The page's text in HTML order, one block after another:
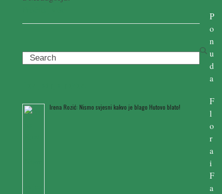
Search
Irena Rozić: Nismo svjesni kakvo je blago Hutovo blato!
P
o
n
u
d
a
F
l
o
r
a
i
F
a